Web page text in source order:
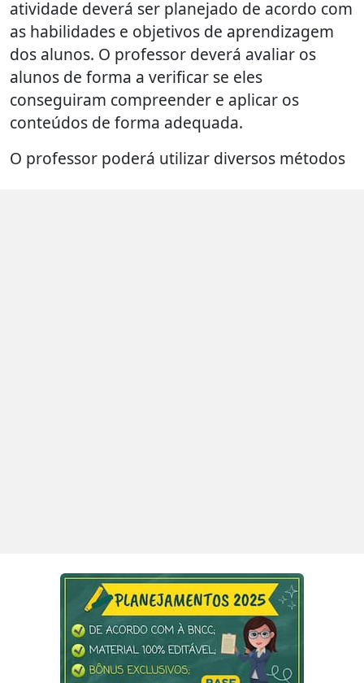
atividade deverá ser planejado de acordo com
as habilidades e objetivos de aprendizagem
dos alunos. O professor deverá avaliar os
alunos de forma a verificar se eles
conseguiram compreender e aplicar os
conteúdos de forma adequada.
O professor poderá utilizar diversos métodos